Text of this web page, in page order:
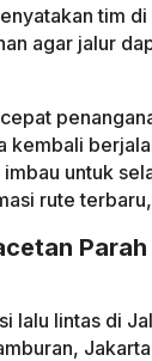
tim
agar jalur
kembali
untuk
rute
lalu lintas di